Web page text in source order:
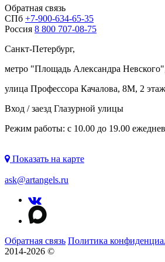
Обратная связь
СПб +7-900-634-65-35
Россия 8 800 707-08-75
Санкт-Петербург,
метро "Площадь Александра Невского
улица Профессора Качалова, 8М, 2 этаж
Вход / заезд Глазурной улицы
Режим работы: с 10.00 до 19.00
Показать на карте
ask@artangels.ru
Обратная связь Политика
2014-2026 ©